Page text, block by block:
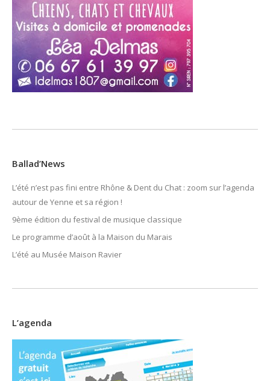
Ballad’News
L’été n’est pas fini entre Rhône & Dent du Chat : zoom sur l’agenda
autour de Yenne et sa région !
9ème édition du festival de musique classique
Le programme d’août à la Maison du Marais
L’été au Musée Maison Ravier
L’agenda